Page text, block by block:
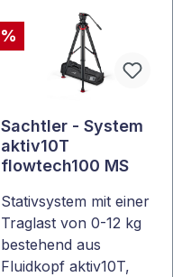
%
Sachtler - System
aktiv10T
flowtech100 MS
Stativsystem mit einer
Traglast von 0-12 kg
bestehend aus
Fluidkopf aktiv10T,